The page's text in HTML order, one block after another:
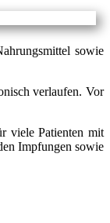
sowie
verlaufen. Vor
viele Patienten mit
Impfungen sowie